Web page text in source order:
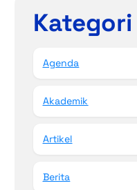
Kategori
Agenda
Akademik
Artikel
Berita